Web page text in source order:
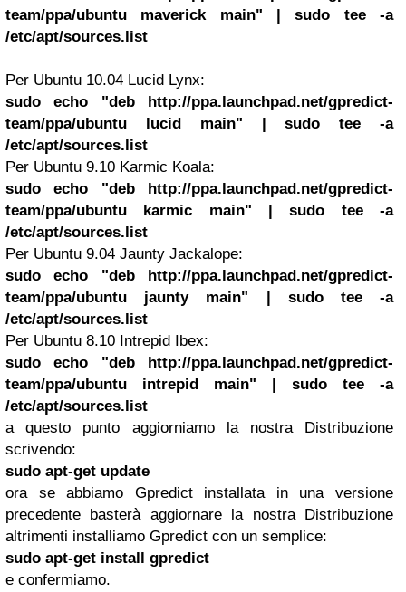
team/ppa/ubuntu maverick main" | sudo tee -a
/etc/apt/sources.list
Per Ubuntu 10.04 Lucid Lynx:
sudo echo "deb http://ppa.launchpad.net/gpredict-
team/ppa/ubuntu lucid main" | sudo tee -a
/etc/apt/sources.list
Per Ubuntu 9.10 Karmic Koala:
sudo echo "deb http://ppa.launchpad.net/gpredict-
team/ppa/ubuntu karmic main" | sudo tee -a
/etc/apt/sources.list
Per Ubuntu 9.04 Jaunty Jackalope:
sudo echo "deb http://ppa.launchpad.net/gpredict-
team/ppa/ubuntu jaunty main" | sudo tee -a
/etc/apt/sources.list
Per Ubuntu 8.10 Intrepid Ibex:
sudo echo "deb http://ppa.launchpad.net/gpredict-
team/ppa/ubuntu intrepid main" | sudo tee -a
/etc/apt/sources.list
a questo punto aggiorniamo la nostra Distribuzione
scrivendo:
sudo apt-get update
ora se abbiamo Gpredict installata in una versione
precedente basterà aggiornare la nostra Distribuzione
altrimenti installiamo Gpredict con un semplice:
sudo apt-get install gpredict
e confermiamo.